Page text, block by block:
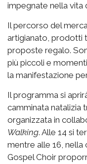
impegnate nella vita
Il percorso del
artigianato, prodotti
proposte regalo.
più piccoli e
la manifestazione
Il programma si
camminata natalizia
organizzata in
Walking. Alle 14 si
mentre alle 16, nella
Gospel Choir